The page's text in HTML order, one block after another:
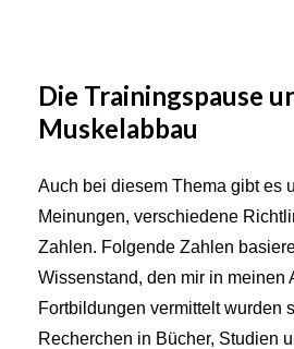
Die Trainingspause
Muskelabbau
Auch bei diesem Thema gibt es
Meinungen, verschiedene
Zahlen. Folgende Zahlen
Wissenstand, den mir in meinen
Fortbildungen vermittelt wurden
Recherchen in Bücher, Studien